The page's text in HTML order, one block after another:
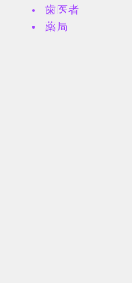
歯医者
薬局